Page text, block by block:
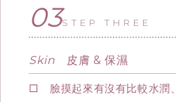
03STEP THREE
Skin 皮膚 & 保濕
□ 臉摸起來有沒有比較水潤